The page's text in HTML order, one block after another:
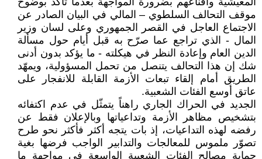
موقف التحالف السلطوي – المالي في البيان الصادر عن
الاجتماع العاجل في القصر الجمهوري وعلى لسان وزير
المال - الذي تراجع عما صرّح به قبل أيام حول مسألة
الدين العام وإعادة النظر في هيكلته - ما يؤكد بدون أدنى
شك إن هذا التحالف يتنصل من تحمل المسؤولية، ويمهّد
الطريق أمام إلقاء تبعات الأزمة القابلة للانفجار على
عاتق أوسع الفئات الشعبية.
الجديد في الحراك الجاري راهناً يتمثّل في عدم اكتفائه
بتشخيص مظاهر الأزمة وتداعياتها وبالإعلان فقط عن
رفضه لهذه التداعيات، إذ بات يتجه أكثر فأكثر نحو طرح
تصوّر ملموس للمعالجات والتدابير الواجب فرضها بغية
حماية مصالح الفئات الشعبية الواسعة في مواجهة ما